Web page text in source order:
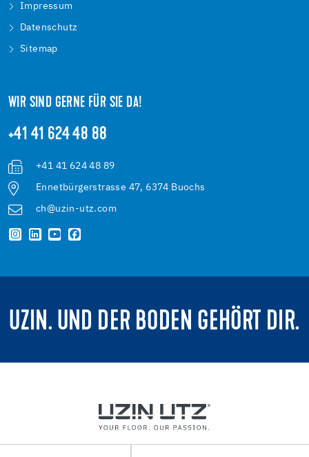
Impressum
Datenschutz
Sitemap
WIR SIND GERNE FÜR SIE DA!
+41 41 624 48 88
+41 41 624 48 89
Ennetbürgerstrasse 47, 6374 Buochs
ch@uzin-utz.com
UZIN. UND DER BODEN GEHÖRT DIR.